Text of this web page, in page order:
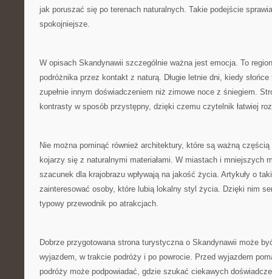
jak poruszać się po terenach naturalnych. Takie podejście
spokojniejsze.
W opisach Skandynawii szczególnie ważna jest emocja. To
podróżnika przez kontakt z naturą. Długie letnie dni, kiedy
zupełnie innym doświadczeniem niż zimowe noce z śniegiem.
kontrasty w sposób przystępny, dzięki czemu czytelnik łatwiej
Nie można pominąć również architektury, które są ważną
kojarzy się z naturalnymi materiałami. W miastach i mniejszych
szacunek dla krajobrazu wpływają na jakość życia. Artykuły o
zainteresować osoby, które lubią lokalny styl życia. Dzięki nim
typowy przewodnik po atrakcjach.
Dobrze przygotowana strona turystyczna o Skandynawii może
wyjazdem, w trakcie podróży i po powrocie. Przed wyjazdem
podróży może podpowiadać, gdzie szukać ciekawych